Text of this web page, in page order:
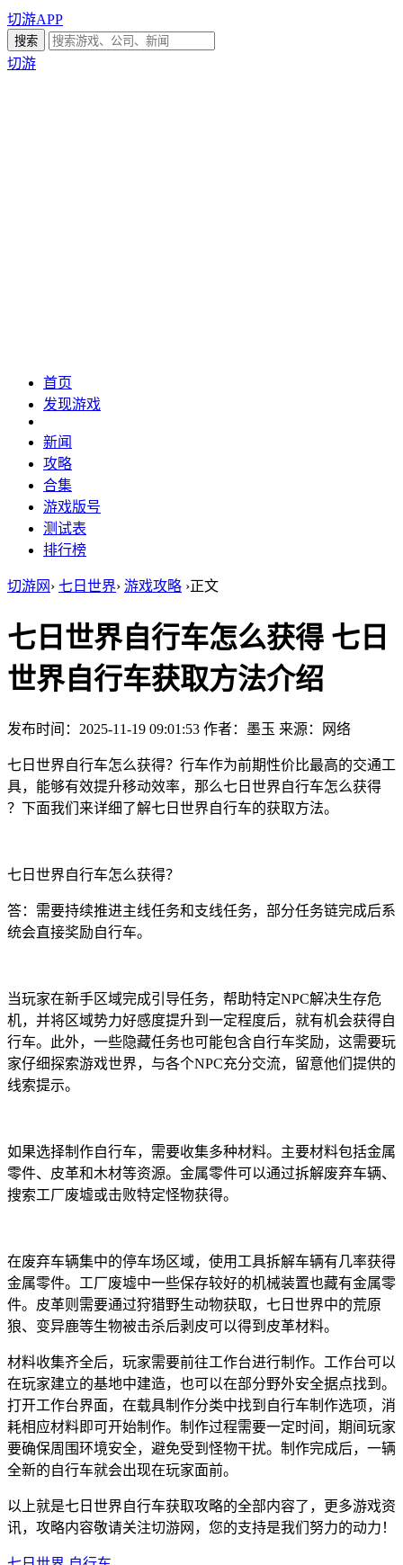
切游APP
切游
首页
发现游戏
新闻
攻略
合集
游戏版号
测试表
排行榜
切游网 › 七日世界› 游戏攻略 ›正文
七日世界自行车怎么获得 七日
世界自行车获取方法介绍
发布时间：2025-11-19 09:01:53 作者：墨玉 来源：网络
七日世界自行车怎么获得？行车作为前期性价比最高的交通工
具，能够有效提升移动效率，那么七日世界自行车怎么获得
？下面我们来详细了解七日世界自行车的获取方法。
七日世界自行车怎么获得？
答：需要持续推进主线任务和支线任务，部分任务链完成后系
统会直接奖励自行车。
当玩家在新手区域完成引导任务，帮助特定NPC解决生存危
机，并将区域势力好感度提升到一定程度后，就有机会获得自
行车。此外，一些隐藏任务也可能包含自行车奖励，这需要玩
家仔细探索游戏世界，与各个NPC充分交流，留意他们提供的
线索提示。
如果选择制作自行车，需要收集多种材料。主要材料包括金属
零件、皮革和木材等资源。金属零件可以通过拆解废弃车辆、
搜索工厂废墟或击败特定怪物获得。
在废弃车辆集中的停车场区域，使用工具拆解车辆有几率获得
金属零件。工厂废墟中一些保存较好的机械装置也藏有金属零
件。皮革则需要通过狩猎野生动物获取，七日世界中的荒原
狼、变异鹿等生物被击杀后剥皮可以得到皮革材料。
材料收集齐全后，玩家需要前往工作台进行制作。工作台可以
在玩家建立的基地中建造，也可以在部分野外安全据点找到。
打开工作台界面，在载具制作分类中找到自行车制作选项，消
耗相应材料即可开始制作。制作过程需要一定时间，期间玩家
要确保周围环境安全，避免受到怪物干扰。制作完成后，一辆
全新的自行车就会出现在玩家面前。
以上就是七日世界自行车获取攻略的全部内容了，更多游戏资
讯，攻略内容敬请关注切游网，您的支持是我们努力的动力！